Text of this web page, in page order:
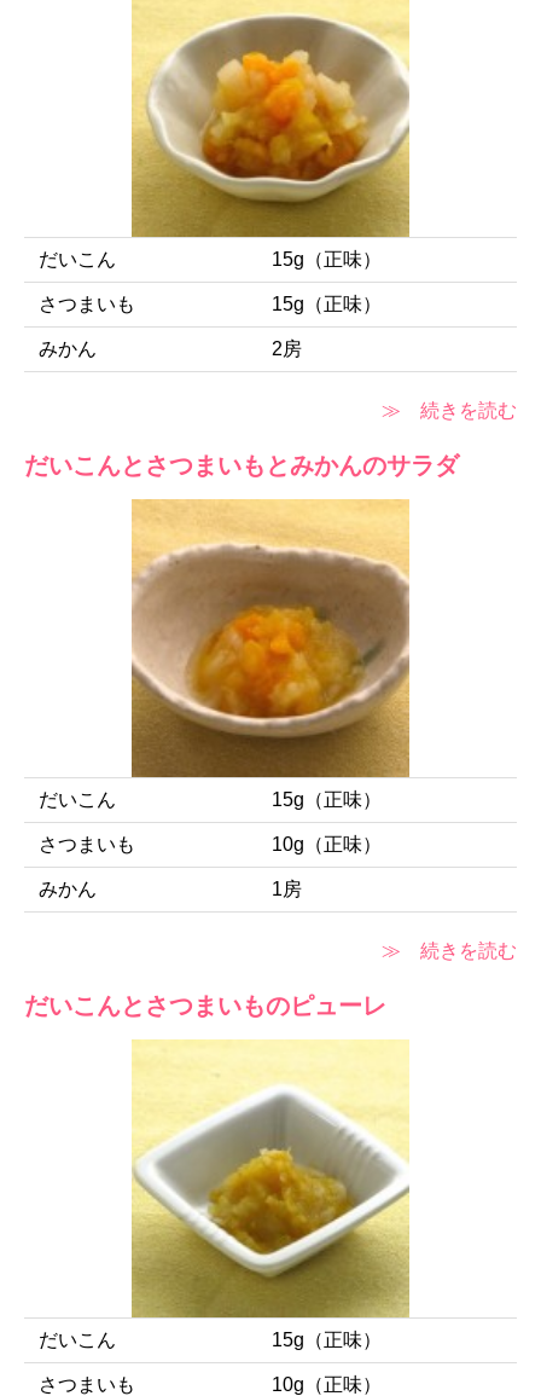
だいこん 15g（正味）
さつまいも 15g（正味）
みかん 2房
≫ 続きを読む
だいこんとさつまいもとみかんのサラダ
だいこん 15g（正味）
さつまいも 10g（正味）
みかん 1房
≫ 続きを読む
だいこんとさつまいものピューレ
だいこん 15g（正味）
さつまいも 10g（正味）